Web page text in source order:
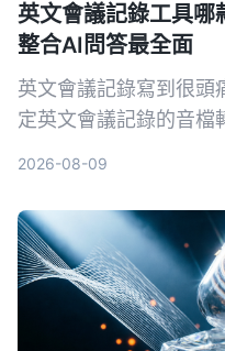
英文會議記錄工具哪
整合AI問答最全面
英文會議記錄寫到很
定英文會議記錄的音檔
2026-08-09